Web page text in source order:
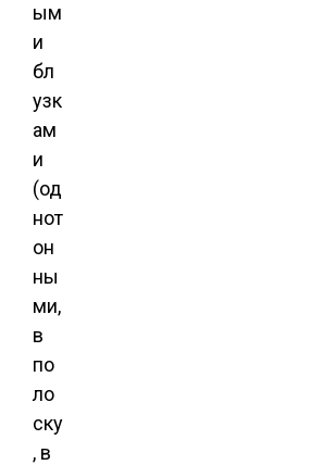
ым
и
бл
узк
ам
и
(од
нот
он
ны
ми,
в
по
ло
ску
, в